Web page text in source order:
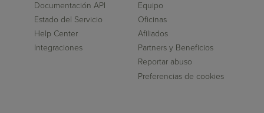
Documentación API
Estado del Servicio
Help Center
Integraciones
Equipo
Oficinas
Afiliados
Partners y Beneficios
Reportar abuso
Preferencias de cookies